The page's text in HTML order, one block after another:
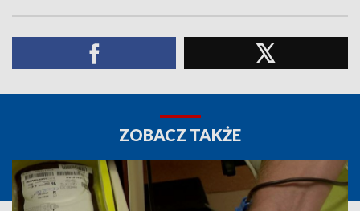
ZOBACZ TAKŻE